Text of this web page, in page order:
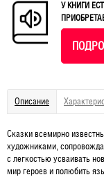
У КНИГИ
Описание
Сказки всемирно
художниками,
с легкостью усваивать
мир героев и полюбить